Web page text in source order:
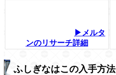
▶メルタ
ンのリサーチ詳細
ふしぎなはこの入手方法